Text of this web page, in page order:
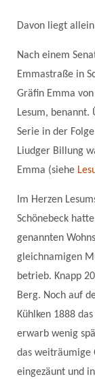
Davon liegt
Nach einem
Emmastraße in
Gräfin Emma
Lesum,
Serie in der
Liudger Billung
Emma (siehe
Im Herzen
Schönebeck
genannten
gleichnamigen
betrieb. Knapp
Berg. Noch auf
Kühlken 1888
erwarb wenig
das weiträumige
eingezäunt und